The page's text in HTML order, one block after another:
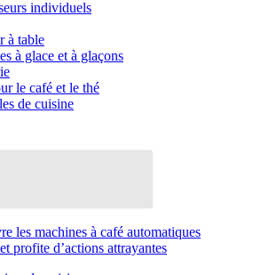
individuels
à table
à glace et à glaçons
le café et le thé
de cuisine
les machines à café automatiques
profite d’actions attrayantes